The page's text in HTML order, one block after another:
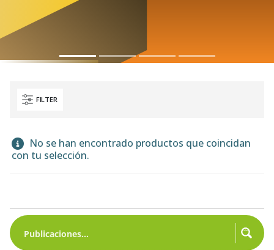
FILTER
No se han encontrado productos que coincidan
con tu selección.